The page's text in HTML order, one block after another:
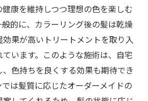
康を維持しつつ理想の色を楽しむ
的に、カラーリング後の髪は乾燥
効果が高いトリートメントを取り入
います。このような施術は、自宅
色持ちを良くする効果も期待でき
は髪質に応じたオーダーメイドの